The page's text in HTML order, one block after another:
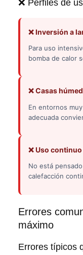
❌ Perfiles de
❌ Inversión a
Para uso
bomba de calor
❌ Casas
En entornos
adecuada
❌ Uso
No está
calefacción
Errores
máximo
Errores típicos